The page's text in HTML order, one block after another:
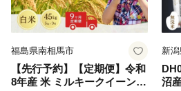
福島県南相馬市
【先行予約】【定期便】令和
8年産 米 ミルキークイーン
新
沼